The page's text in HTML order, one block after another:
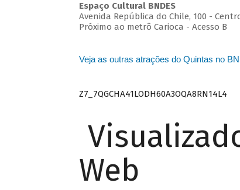
Espaço Cultural BNDES
Avenida República do Chile, 100 -
Próximo ao metrô Carioca - Acesso B
Veja as outras atrações do Quintas no
Z7_7QGCHA41LODH60A3OQA8RN14L4
Web